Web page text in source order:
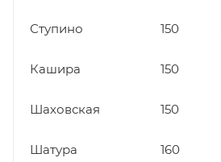
Ступино 150
Кашира 150
Шаховская 150
Шатура 160